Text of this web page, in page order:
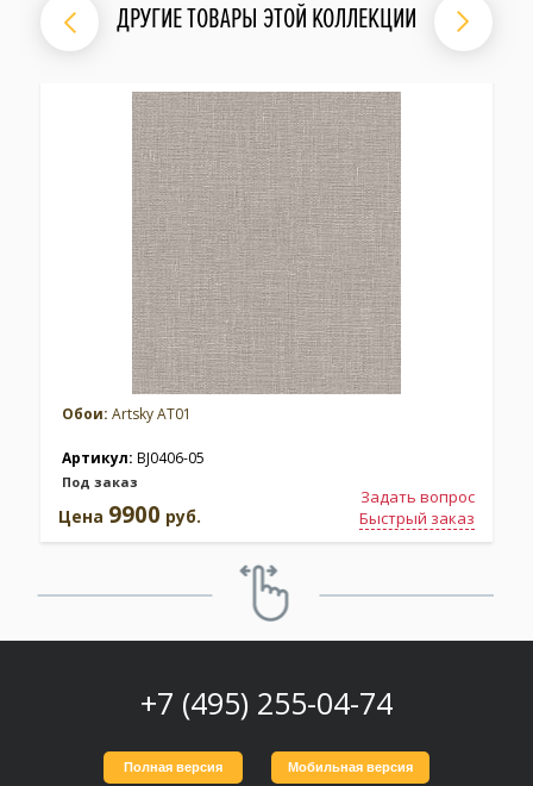
ДРУГИЕ ТОВАРЫ ЭТОЙ КОЛЛЕКЦИИ
Обои: Artsky AT01
Артикул: BJ0406-05
Под заказ
Задать вопрос
Быстрый заказ
Цена 9900 руб.
+7 (495) 255-04-74
Полная версия Мобильная версия